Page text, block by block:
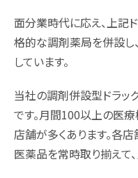
面分業時代に応え、上記
格的な調剤薬局を併設し
しています。
当社の調剤併設型ドラッ
です。月間100以上の医
店舗が多くあります。各
医薬品を常時取り揃えて